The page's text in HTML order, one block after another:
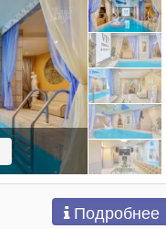
Подробнее